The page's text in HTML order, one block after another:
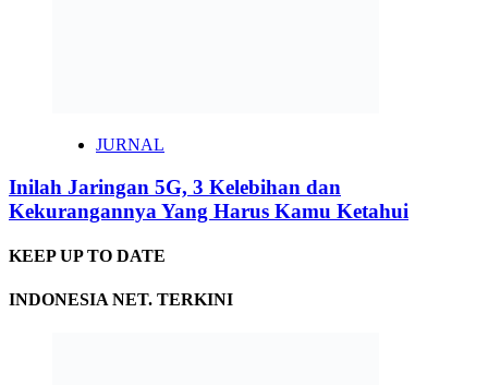
JURNAL
Inilah Jaringan 5G, 3 Kelebihan dan
Kekurangannya Yang Harus Kamu Ketahui
KEEP UP TO DATE
INDONESIA NET. TERKINI